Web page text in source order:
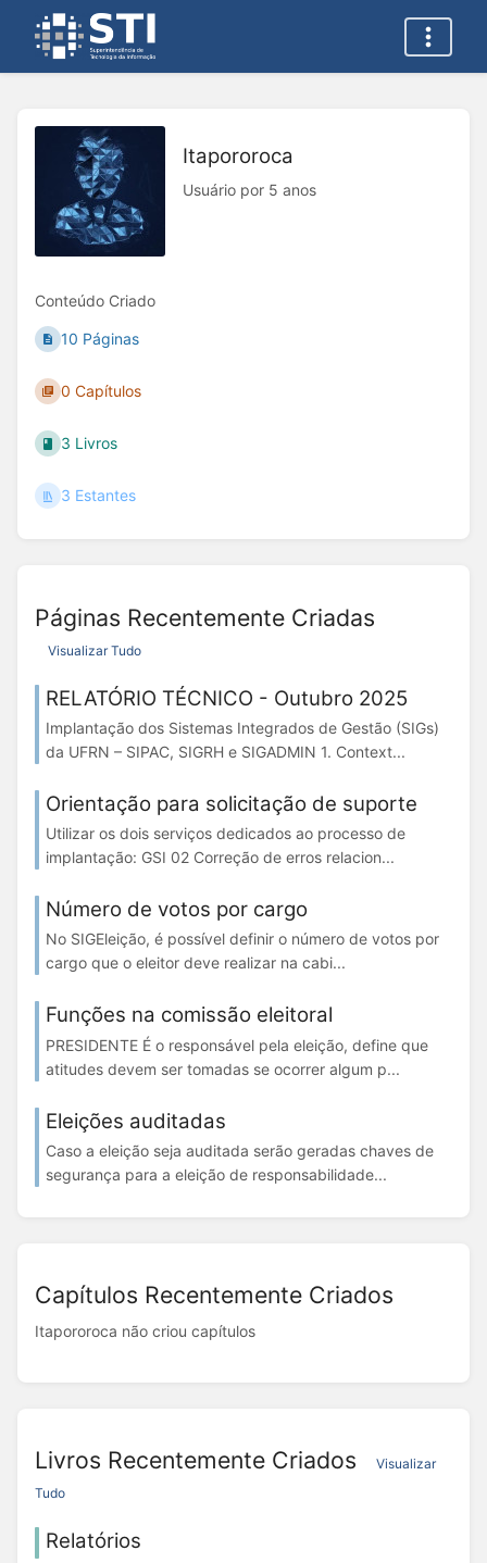
Itapororoca
Usuário por 5 anos
Conteúdo Criado
10 Páginas
0 Capítulos
3 Livros
3 Estantes
Páginas Recentemente Criadas
Visualizar Tudo
RELATÓRIO TÉCNICO - Outubro 2025
Implantação dos Sistemas Integrados de Gestão (SIGs)
da UFRN – SIPAC, SIGRH e SIGADMIN 1. Context...
Orientação para solicitação de suporte
Utilizar os dois serviços dedicados ao processo de
implantação: GSI 02 Correção de erros relacion...
Número de votos por cargo
No SIGEleição, é possível definir o número de votos por
cargo que o eleitor deve realizar na cabi...
Funções na comissão eleitoral
PRESIDENTE É o responsável pela eleição, define que
atitudes devem ser tomadas se ocorrer algum p...
Eleições auditadas
Caso a eleição seja auditada serão geradas chaves de
segurança para a eleição de responsabilidade...
Capítulos Recentemente Criados
Itapororoca não criou capítulos
Livros Recentemente Criados
Visualizar
Tudo
Relatórios